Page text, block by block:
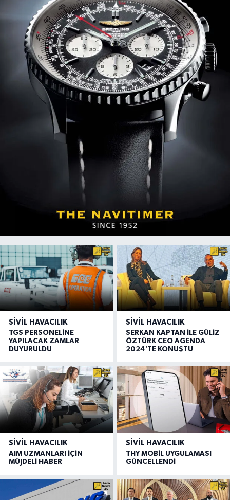
SIVIL HAVACILIK
TGS PERSONELİNE
YAPILACAK ZAMLAR
DUYURULDU
SIVIL HAVACILIK
SERKAN KAPTAN İLE GÜLİZ
ÖZTÜRK CEO AGENDA
2024'TE KONUŞTU
SIVIL HAVACILIK
AIM UZMANLARI İÇİN
MÜJDELİ HABER
SIVIL HAVACILIK
THY MOBİL UYGULAMASI
GÜNCELLENDİ